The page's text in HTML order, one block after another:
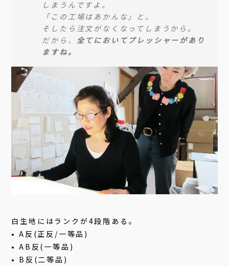
しまうんですよ。
「この工場はあかんな」と。
そしたら注文がなくなってしまうから。
だから、 全てにおいてプレッシャーがあり
ますね。
白生地にはランクが4段階ある。
• A反(正反/一等品)
• AB反(一等品)
• B反(二等品)